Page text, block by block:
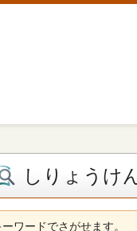
しりょうけ
ーワードでさがせます。